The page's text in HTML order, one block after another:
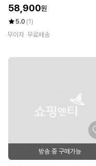
58,900원
5.0 (1)
무이자 무료배송
방송 중 구매가능